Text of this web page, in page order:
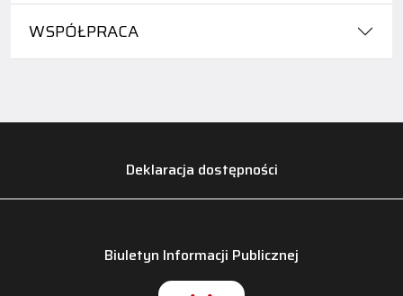
WSPÓŁPRACA
Deklaracja dostępności
Biuletyn Informacji Publicznej